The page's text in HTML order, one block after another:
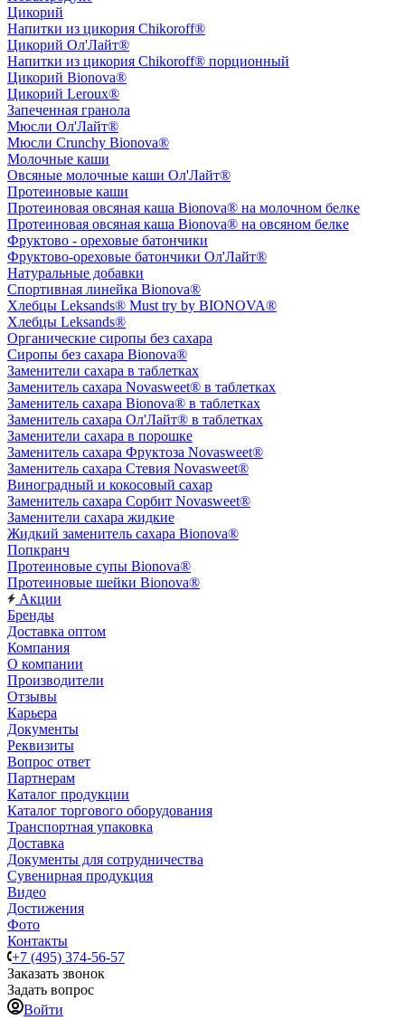
Цикорий
Напитки из цикория Chikoroff®
Цикорий Ол'Лайт®
Напитки из цикория Chikoroff® порционный
Цикорий Bionova®
Цикорий Leroux®
Запеченная гранола
Мюсли Ол'Лайт®
Мюсли Crunchy Bionova®
Молочные каши
Овсяные молочные каши Ол'Лайт®
Протеиновые каши
Протеиновая овсяная каша Bionova® на молочном белке
Протеиновая овсяная каша Bionova® на овсяном белке
Фруктово - ореховые батончики
Фруктово-ореховые батончики Ол'Лайт®
Натуральные добавки
Спортивная линейка Bionova®
Хлебцы Leksands® Must try by BIONOVA®
Хлебцы Leksands®
Органические сиропы без сахара
Сиропы без сахара Bionova®
Заменители сахара в таблетках
Заменитель сахара Novasweet® в таблетках
Заменитель сахара Bionova® в таблетках
Заменитель сахара Ол'Лайт® в таблетках
Заменители сахара в порошке
Заменитель сахара Фруктоза Novasweet®
Заменитель сахара Стевия Novasweet®
Виноградный и кокосовый сахар
Заменитель сахара Сорбит Novasweet®
Заменители сахара жидкие
Жидкий заменитель сахара Bionova®
Попкранч
Протеиновые супы Bionova®
Протеиновые шейки Bionova®
Акции
Бренды
Доставка оптом
Компания
О компании
Производители
Отзывы
Карьера
Документы
Реквизиты
Вопрос ответ
Партнерам
Каталог продукции
Каталог торгового оборудования
Транспортная упаковка
Доставка
Документы для сотрудничества
Сувенирная продукция
Видео
Достижения
Фото
Контакты
+7 (495) 374-56-57
Заказать звонок
Задать вопрос
Войти